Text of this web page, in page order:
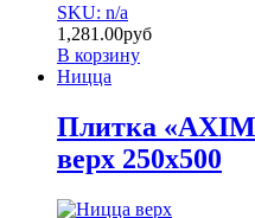
SKU: n/a
1,281.00руб
В корзину
Ницца
Плитка
верх 250х500